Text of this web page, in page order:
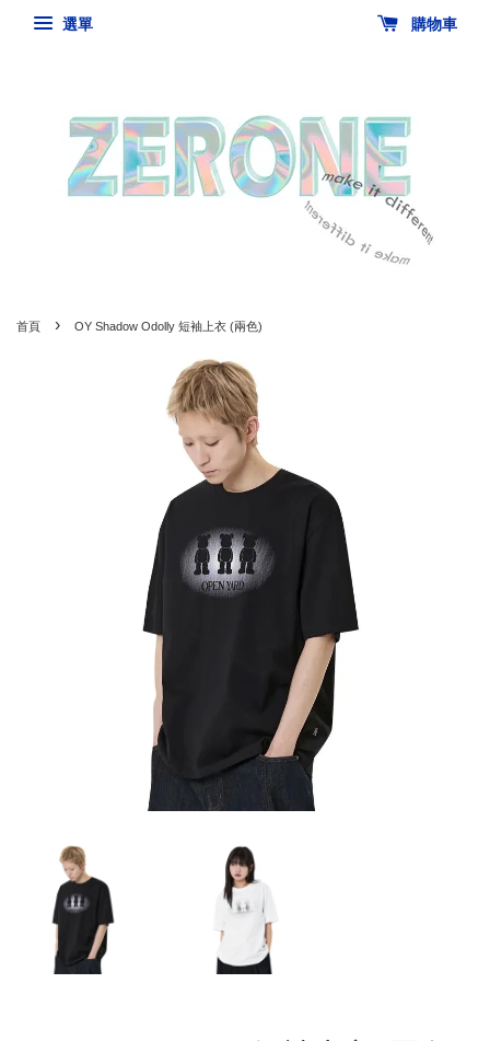
選單 購物車
首頁 › OY Shadow Odolly 短袖上衣 (兩色)